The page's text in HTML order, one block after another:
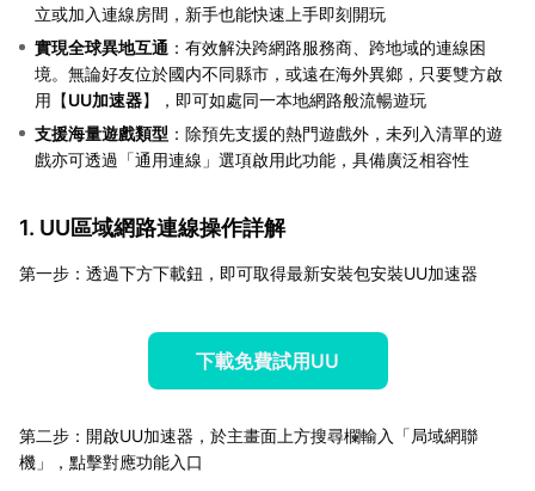
立或加入連線房間，新手也能快速上手即刻開玩
實現全球異地互通 ：有效解決跨網路服務商、跨地域的連線困
境。無論好友位於國内不同縣市，或遠在海外異鄉，只要雙方啟
用【UU加速器】，即可如處同一本地網路般流暢遊玩
支援海量遊戲類型 ：除預先支援的熱門遊戲外，未列入清單的遊
戲亦可透過「通用連線」選項啟用此功能，具備廣泛相容性
1. UU區域網路連線操作詳解
第一步：透過下方下載鈕，即可取得最新安裝包安裝UU加速器
下載免費試用UU
第二步：開啟UU加速器，於主畫面上方搜尋欄輸入「局域網聯
機」，點擊對應功能入口